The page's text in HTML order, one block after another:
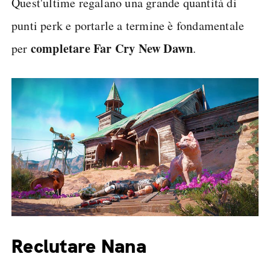
punti perk e portarle a termine è fondamentale
per completare Far Cry New Dawn.
Reclutare Nana